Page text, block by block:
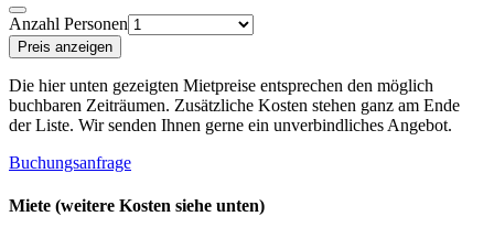
Anzahl Personen
Preis anzeigen
Die hier unten gezeigten Mietpreise entsprechen den möglich
buchbaren Zeiträumen. Zusätzliche Kosten stehen ganz am Ende
der Liste. Wir senden Ihnen gerne ein unverbindliches Angebot.
Buchungsanfrage
Miete (weitere Kosten siehe unten)